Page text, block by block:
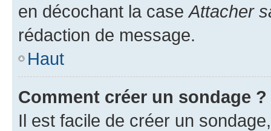
en décochant la case Attacher
rédaction de message.
Haut
Comment créer un sondage ?
Il est facile de créer un